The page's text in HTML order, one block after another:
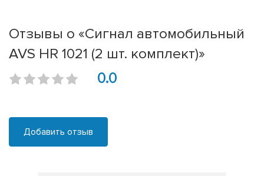
Отзывы о «Сигнал автомобильный
AVS HR 1021 (2 шт. комплект)»
0.0
Добавить отзыв